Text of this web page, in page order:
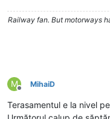
Railway fan. But motorways
M
Deconectat
MihaiD
Terasamentul e la nivel